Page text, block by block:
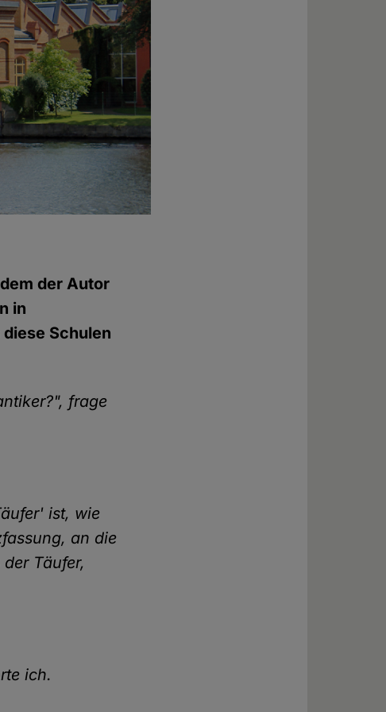
der Autor
in
Schulen
frage
ist, wie
an die
Täufer,
ich.